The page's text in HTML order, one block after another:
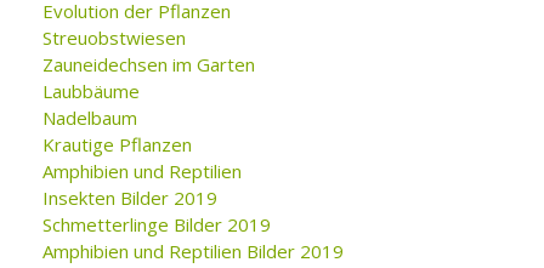
Evolution der Pflanzen
Streuobstwiesen
Zauneidechsen im Garten
Laubbäume
Nadelbaum
Krautige Pflanzen
Amphibien und Reptilien
Insekten Bilder 2019
Schmetterlinge Bilder 2019
Amphibien und Reptilien Bilder 2019